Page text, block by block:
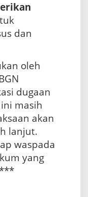
dan
oleh
dugaan
masih
akan
lanjut.
waspada
yang